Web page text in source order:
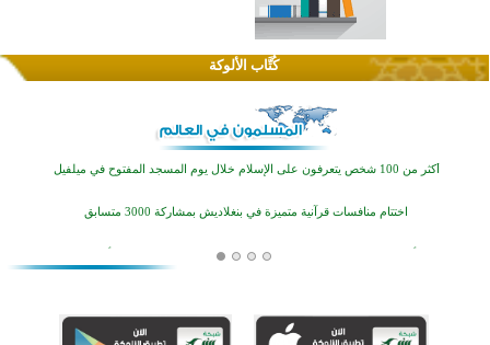
كُتَّاب الألوكة
القرآن والتربية في صدارة البرامج الصيفية للمسلمين في بينزا وساراتوف وموردوفيا هذا العام
اختتام الدورة التاسعة لمسابقة حفظ وتلاوة القرآن الكريم في أزناكاييف
أكثر من 100 شخص يتعرفون على الإسلام خلال يوم المسجد المفتوح في ميلفيل
اختتام منافسات قرآنية متميزة في بنغلاديش بمشاركة 3000 متسابق
أكثر من 400 طالب يشاركون في مسابقة المعلومات الإسلامية بأستراليا
منطقة ريبوفسي تحتفل بميلاد مسجد جديد في أجواء إيمانية مميزة